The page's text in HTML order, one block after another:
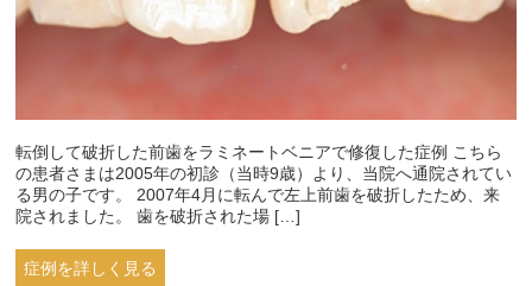
転倒して破折した前歯をラミネートベニアで修復した症例 こちら
の患者さまは2005年の初診（当時9歳）より、当院へ通院されてい
る男の子です。 2007年4月に転んで左上前歯を破折したため、来
院されました。 歯を破折された場 […]
症例を詳しく見る